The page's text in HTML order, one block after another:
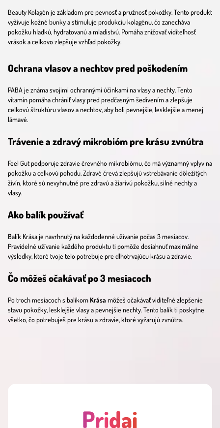
Beauty Kolagén je základom pre pevnosť a pružnosť pokožky. Tento produkt
vyživuje kožné bunky a stimuluje produkciu kolagénu, čo zanecháva
pokožku hladkú, hydratovanú a mladistvú. Pomáha znižovať viditeľnosť
vrások a celkovo zlepšuje vzhľad pokožky.
Ochrana vlasov a nechtov pred poškodením
PABA je známa svojimi ochrannými účinkami na vlasy a nechty. Tento
vitamín pomáha chrániť vlasy pred predčasným šedivením a zlepšuje
celkovú štruktúru vlasov a nechtov, aby boli pevnejšie, lesklejšie a menej
lámavé.
Trávenie a zdravý mikrobióm pre krásu zvnútra
Feel Gut podporuje zdravie črevného mikrobiómu, čo má významný vplyv na
pokožku a celkovú pohodu. Zdravé črevá zlepšujú vstrebávanie dôležitých
živín, ktoré sú nevyhnutné pre zdravú a žiarivú pokožku, silné nechty a
vlasy.
Ako balík používať
Balík Krása je navrhnutý na každodenné užívanie počas 3 mesiacov.
Pravidelné užívanie každého produktu ti pomôže dosiahnuť maximálne
výsledky, ktoré tvoje telo potrebuje pre dlhotrvajúcu krásu a zdravie.
Čo môžeš očakávať po 3 mesiacoch
Po troch mesiacoch s balíkomKrása môžeš očakávať viditeľné zlepšenie
stavu pokožky, lesklejšie vlasy a pevnejšie nechty. Tento balík ti poskytne
všetko, čo potrebuješ pre krásu a zdravie, ktoré vyžarujú zvnútra.
Pridaj